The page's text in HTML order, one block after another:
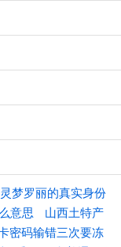
梦罗丽的真实身份
意思
山西土特产
密码输错三次要冻